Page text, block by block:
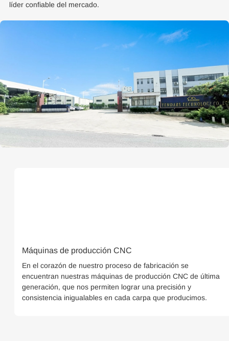
líder confiable del mercado.
Máquinas de producción CNC
En el corazón de nuestro proceso de fabricación se
encuentran nuestras máquinas de producción CNC de última
generación, que nos permiten lograr una precisión y
consistencia inigualables en cada carpa que producimos.